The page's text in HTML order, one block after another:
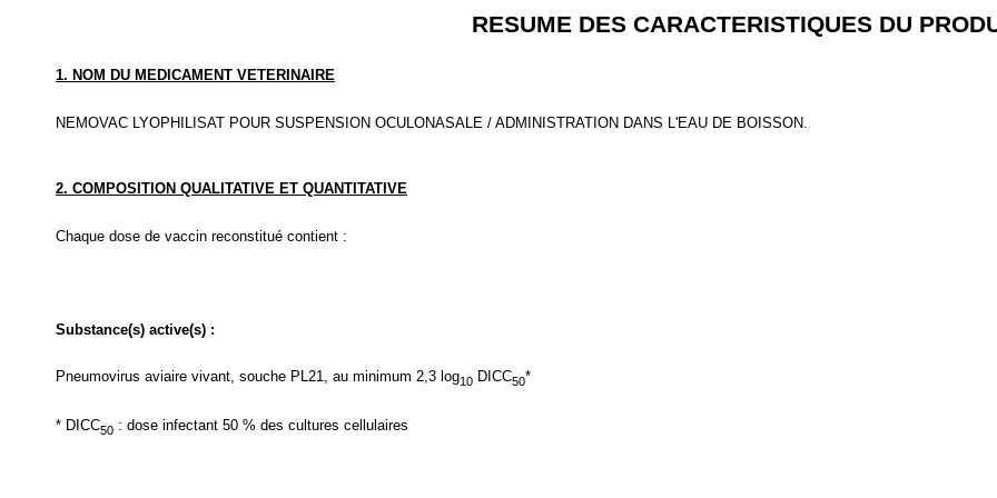
RESUME DES CARACTERISTIQUES DU
1. NOM DU MEDICAMENT VETERINAIRE
NEMOVAC LYOPHILISAT POUR SUSPENSION OCULONASALE / ADMINISTRATION DANS L'EAU DE BOISSON.
2. COMPOSITION QUALITATIVE ET QUANTITATIVE
Chaque dose de vaccin reconstitué contient :
Substance(s) active(s) :
Pneumovirus aviaire vivant, souche PL21, au minimum 2,3 log10 DICC50*
* DICC50 : dose infectant 50 % des cultures cellulaires